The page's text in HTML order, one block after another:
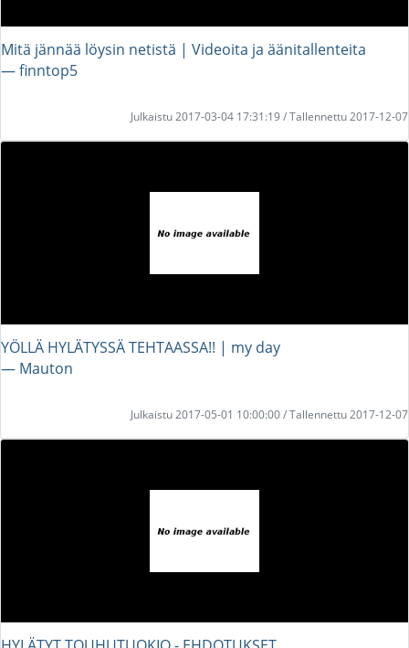
Mitä jännää löysin netistä | Videoita ja äänitallenteita
― finntop5
Julkaistu 2017-03-04 17:31:19 / Tallennettu 2017-12-07
YÖLLÄ HYLÄTYSSÄ TEHTAASSA!! | my day
― Mauton
Julkaistu 2017-05-01 10:00:00 / Tallennettu 2017-12-07